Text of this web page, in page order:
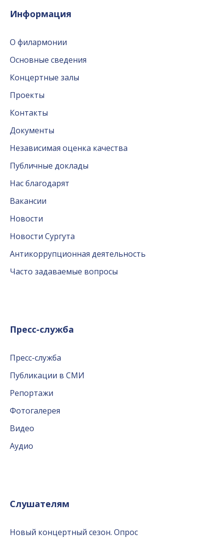
Информация
О филармонии
Основные сведения
Концертные залы
Проекты
Контакты
Документы
Независимая оценка качества
Публичные доклады
Нас благодарят
Вакансии
Новости
Новости Сургута
Антикоррупционная деятельность
Часто задаваемые вопросы
Пресс-служба
Пресс-служба
Публикации в СМИ
Репортажи
Фотогалерея
Видео
Аудио
Слушателям
Новый концертный сезон. Опрос